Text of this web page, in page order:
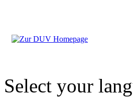
Select your